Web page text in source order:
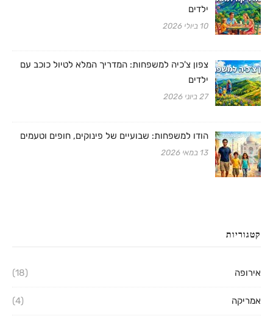
ילדים
10 ביולי 2026
צפון צ'כיה למשפחות: המדריך המלא לטיול כוכב עם
ילדים
27 ביוני 2026
הודו למשפחות: שבועיים של פינוקים, חופים וטעמים
13 במאי 2026
קטגוריות
אירופה (18)
אמריקה (4)